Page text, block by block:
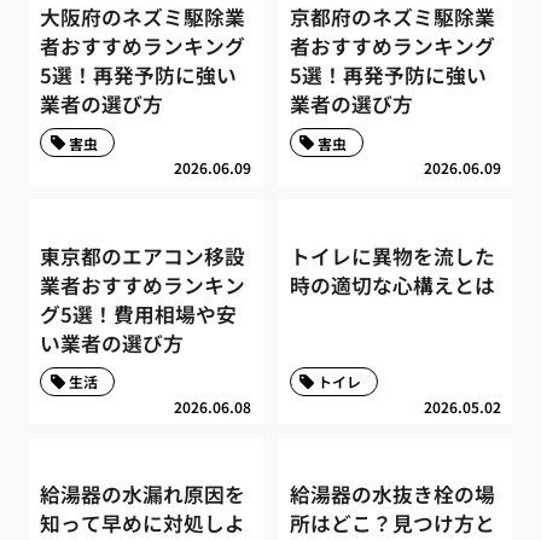
大阪府のネズミ駆除業
者おすすめランキング
5選！再発予防に強い
業者の選び方
2026.06.09
害虫
京都府のネズミ駆除業
者おすすめランキング
5選！再発予防に強い
業者の選び方
2026.06.09
害虫
東京都のエアコン移設
業者おすすめランキン
グ5選！費用相場や安
い業者の選び方
2026.06.08
生活
トイレに異物を流した
時の適切な心構えとは
2026.05.02
トイレ
給湯器の水漏れ原因を
知って早めに対処しよ
給湯器の水抜き栓の場
所はどこ？見つけ方と